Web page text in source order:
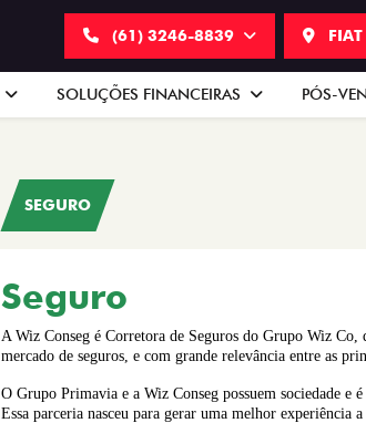
(61) 3246-8839
SOLUÇÕES FINANCEIRAS PÓS-
SEGURO
Seguro
A Wiz Conseg é Corretora de Seguros do Grupo Wiz Co,
mercado de seguros, e com grande relevância entre as
O Grupo Primavia e a Wiz Conseg possuem sociedade e
Essa parceria nasceu para gerar uma melhor experiência